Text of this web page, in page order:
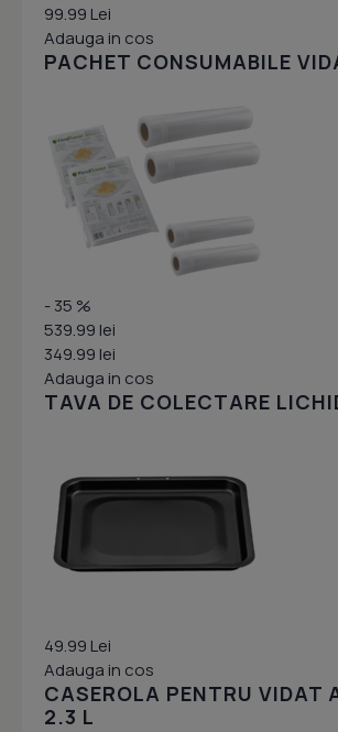
99.99 Lei
Adauga in cos
PACHET CONSUMABILE
- 35 %
539.99 lei
349.99 lei
Adauga in cos
TAVA DE COLECTARE
49.99 Lei
Adauga in cos
CASEROLA PENTRU VIDAT
2.3 L